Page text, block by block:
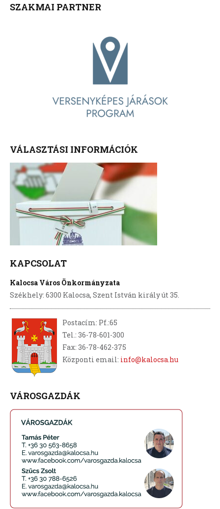
SZAKMAI PARTNER
VÁLASZTÁSI INFORMÁCIÓK
KAPCSOLAT
Kalocsa Város Önkormányzata
Székhely: 6300 Kalocsa, Szent István király út 35.
Postacím: Pf.:65
Tel.: 36-78-601-300
Fax: 36-78-462-375
Központi email: info@kalocsa.hu
VÁROSGAZDÁK